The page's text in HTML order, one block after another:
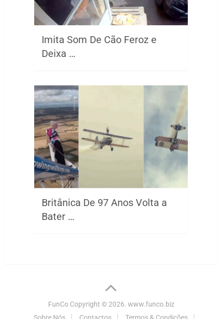
Imita Som De Cão Feroz e
Deixa …
Britânica De 97 Anos Volta a
Bater …
FunCoCopyright © 2026. www.funco.biz
Sobre Nós
Contactos Termos & Condições